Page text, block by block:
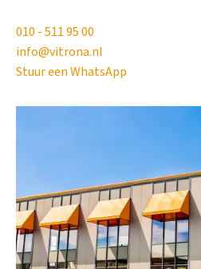
010 - 511 95 00
info@vitrona.nl
Stuur een WhatsApp